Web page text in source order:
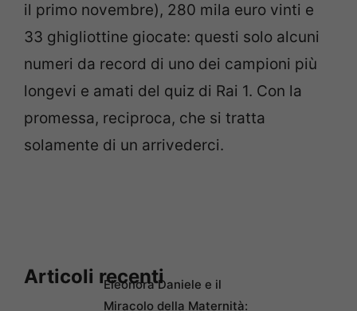
il primo novembre), 280 mila euro vinti e
33 ghigliottine giocate: questi solo alcuni
numeri da record di uno dei campioni più
longevi e amati del quiz di Rai 1. Con la
promessa, reciproca, che si tratta
solamente di un arrivederci.
Articoli recentiEleonora Daniele e il
Miracolo della Maternità: